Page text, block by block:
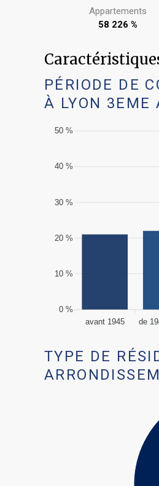
Appartements
58 226 %
PÉRIODE DE
À LYON 3EME
50 %
40 %
30 %
20 %
10 %
0 %
avant 1945
de
TYPE DE